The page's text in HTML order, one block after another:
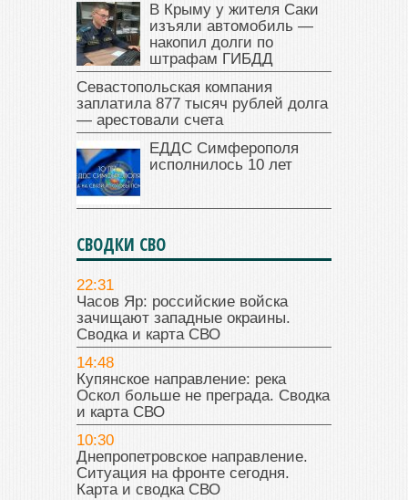
В Крыму у жителя Саки
изъяли автомобиль —
накопил долги по
штрафам ГИБДД
Севастопольская компания
заплатила 877 тысяч рублей долга
— арестовали счета
ЕДДС Симферополя
исполнилось 10 лет
СВОДКИ СВО
22:31
Часов Яр: российские войска
зачищают западные окраины.
Сводка и карта СВО
14:48
Купянское направление: река
Оскол больше не преграда. Сводка
и карта СВО
10:30
Днепропетровское направление.
Ситуация на фронте сегодня.
Карта и сводка СВО